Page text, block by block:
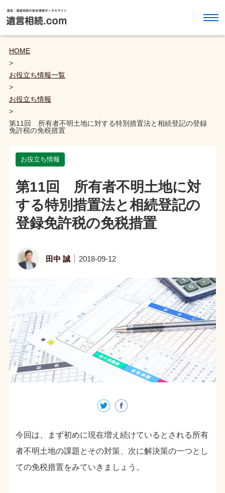
HOME
>
お役立ち情報一覧
>
お役立ち情報
>
第11回 所有者不明土地に対する特別措置法と相続登記の登録
免許税の免税措置
お役立ち情報
第11回 所有者不明土地に対
する特別措置法と相続登記の
登録免許税の免税措置
田中 誠 2018-09-12
今回は、まず初めに現在増え続けているとされる所有
者不明土地の課題とその対策、次に解決策の一つとし
ての免税措置をみていきましょう。